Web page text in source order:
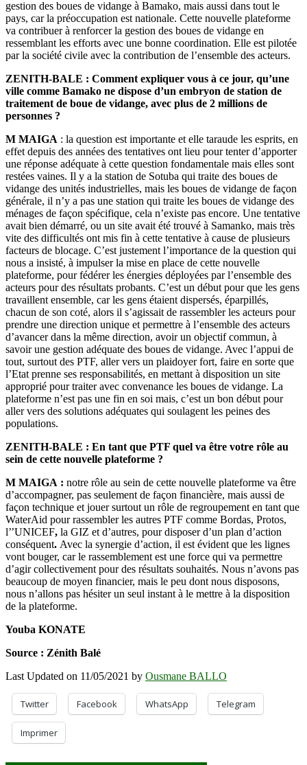
gestion des boues de vidange à Bamako, mais aussi dans tout le
pays, car la préoccupation est nationale. Cette nouvelle plateforme
va contribuer à renforcer la gestion des boues de vidange en
ressemblant les efforts avec une bonne coordination. Elle est pilotée
par la société civile avec la contribution de l’ensemble des acteurs.
ZENITH-BALE : Comment expliquer vous à ce jour, qu’une
ville comme Bamako ne dispose d’un embryon de station de
traitement de boue de vidange, avec plus de 2 millions de
personnes ?
M MAIGA : la question est importante et elle taraude les esprits, en
effet depuis des années des tentatives ont lieu pour tenter d’apporter
une réponse adéquate à cette question fondamentale mais elles sont
restées vaines. Il y a la station de Sotuba qui traite des boues de
vidange des unités industrielles, mais les boues de vidange de façon
générale, il n’y a pas une station qui traite les boues de vidange des
ménages de façon spécifique, cela n’existe pas encore. Une tentative
avait bien démarré, ou un site avait été trouvé à Samanko, mais très
vite des difficultés ont mis fin à cette tentative à cause de plusieurs
facteurs de blocage. C’est justement l’importance de la question qui
nous a insisté, à impulser la mise en place de cette nouvelle
plateforme, pour fédérer les énergies déployées par l’ensemble des
acteurs pour des résultats probants. C’est un début pour que les gens
travaillent ensemble, car les gens étaient dispersés, éparpillés,
chacun de son coté, alors il s’agissait de rassembler les acteurs pour
prendre une direction unique et permettre à l’ensemble des acteurs
d’avancer dans la même direction, avoir un objectif commun, à
savoir une gestion adéquate des boues de vidange. Avec l’appui de
tout, surtout des PTF, aller vers un plaidoyer fort, faire en sorte que
l’Etat prenne ses responsabilités, en mettant à disposition un site
approprié pour traiter avec convenance les boues de vidange. La
plateforme n’est pas une fin en soi mais, c’est un bon début pour
aller vers des solutions adéquates qui soulagent les peines des
populations.
ZENITH-BALE : En tant que PTF quel va être votre rôle au
sein de cette nouvelle plateforme ?
M MAIGA : notre rôle au sein de cette nouvelle plateforme va être
d’accompagner, pas seulement de façon financière, mais aussi de
façon technique et jouer surtout un rôle de regroupement en tant que
WaterAid pour rassembler les autres PTF comme Bordas, Protos,
l’’UNICEF, la GIZ et d’autres, pour disposer d’un plan d’action
conséquent. Avec la synergie d’action, il est évident que les lignes
vont bouger, car le rassemblement est une force qui va permettre
d’agir collectivement pour des résultats souhaités. Nous n’avons pas
beaucoup de moyen financier, mais le peu dont nous disposons,
nous n’allons pas hésiter un seul instant à le mettre à la disposition
de la plateforme.
Youba KONATE
Source : Zénith Balé
Last Updated on 11/05/2021 by Ousmane BALLO
Twitter Facebook WhatsApp Telegram
Imprimer